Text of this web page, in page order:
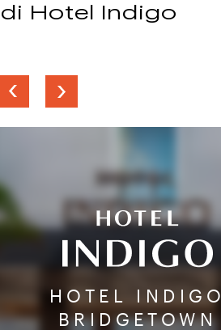
di Hotel Indigo
HOTEL INDIGO
BRIDGETOWN
Next